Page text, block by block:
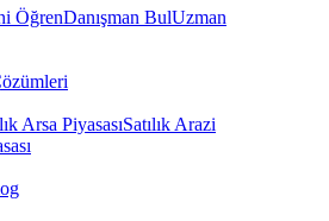
ÖğrenDanışman BulUzman
Arsa PiyasasıSatılık Arazi